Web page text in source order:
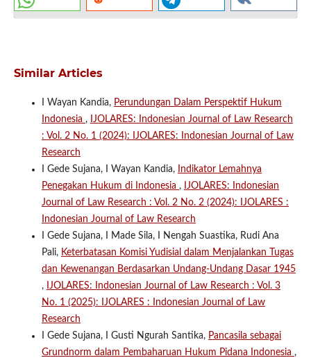
Similar Articles
I Wayan Kandia, Perundungan Dalam Perspektif Hukum
Indonesia ,
IJOLARES: Indonesian Journal of Law Research
: Vol. 2 No. 1 (2024): IJOLARES: Indonesian Journal of Law
Research
I Gede Sujana, I Wayan Kandia,
Indikator Lemahnya
Penegakan Hukum di Indonesia ,
IJOLARES: Indonesian
Journal of Law Research : Vol. 2 No. 2 (2024): IJOLARES :
Indonesian Journal of Law Research
I Gede Sujana, I Made Sila, I Nengah Suastika, Rudi Ana
Pali, Keterbatasan Komisi Yudisial dalam Menjalankan Tugas
dan Kewenangan Berdasarkan Undang-Undang Dasar 1945
,
IJOLARES: Indonesian Journal of Law Research : Vol. 3
No. 1 (2025): IJOLARES : Indonesian Journal of Law
Research
I Gede Sujana, I Gusti Ngurah Santika, Pancasila sebagai
Grundnorm dalam Pembaharuan Hukum Pidana Indonesia ,